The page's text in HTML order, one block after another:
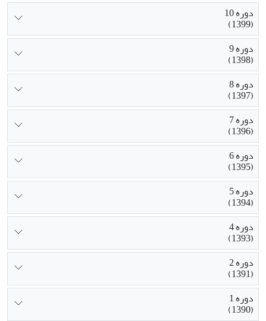
دوره 10
(1399)
دوره 9
(1398)
دوره 8
(1397)
دوره 7
(1396)
دوره 6
(1395)
دوره 5
(1394)
دوره 4
(1393)
دوره 2
(1391)
دوره 1
(1390)